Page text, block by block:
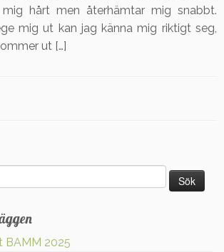
hårt men återhämtar mig snabbt.
mig ut kan jag känna mig riktigt seg,
ut […]
BAMM 2025